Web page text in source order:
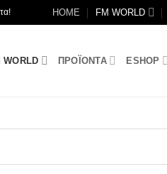
HOME FM WORLD
WORLD ΠΡΟΪΟΝΤΑ ESHOP